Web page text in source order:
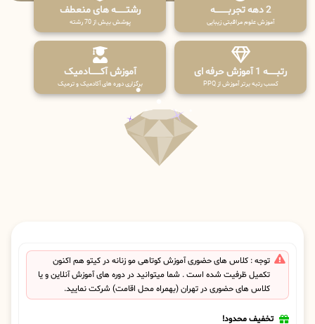
2 دهه تجربـــــــــه
آموزش علوم مراقبتی زیبایی
رشتـــــــه های منعطف
پوشش بیش از 70 رشته
رتبــــــه 1 آموزش حرفه ای
کسب رتبه برتر آموزش از PPQ
آموزش آکـــــــادمیک
برگزاری دوره های آکادمیک و ترمیک
توجه : کلاس های حضوری آموزش کوتاهی مو زنانه در کیتو هم اکنون
تکمیل ظرفیت شده است . شما میتوانید در دوره های آموزش آنلاین و یا
کلاس های حضوری در تهران (بهمراه محل اقامت) شرکت نمایید.
تخفیف محدود!